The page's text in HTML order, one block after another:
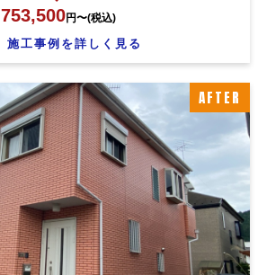
753,500円〜(税込)
施工事例を詳しく見る
AFTER